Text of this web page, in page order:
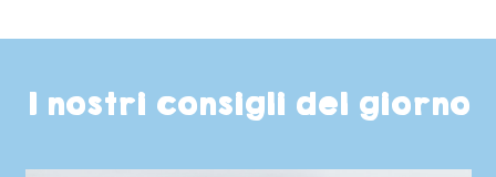
I nostri consigli del giorno